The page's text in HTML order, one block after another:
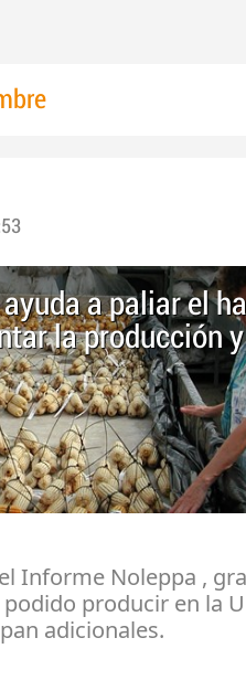
a paliar el
la producción
Informe Noleppa ,
producir en la
adicionales.